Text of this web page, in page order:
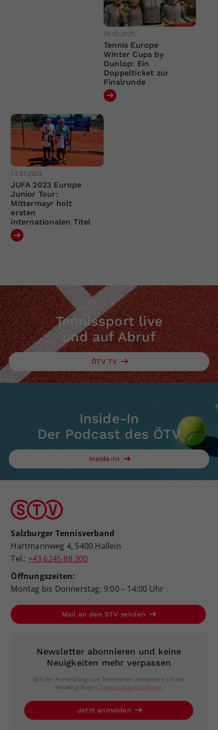
05.02.2025
Tennis Europe
Winter Cups by
Dunlop: Ein
Doppelticket zur
Finalrunde
17.07.2023
JUFA 2023 Europe
Junior Tour:
Mittermayr holt
ersten
internationalen Titel
Tennissport live
und auf Abruf
ÖTV TV
Inside-In
Der Podcast des ÖTV
Inside-In
Salzburger Tennisverband
Hartmannweg 4, 5400 Hallein
Tel.: +43 6245 88 300
Öffnungszeiten:
Montag bis Donnerstag: 9:00 – 14:00 Uhr
Mail an den STV senden
Newsletter abonnieren und keine
Neuigkeiten mehr verpassen
Mit der Anmeldung zum Newsletter akzeptiere ich die
aktuell gültigen Datenschutzrichtlinien.
Jetzt anmelden